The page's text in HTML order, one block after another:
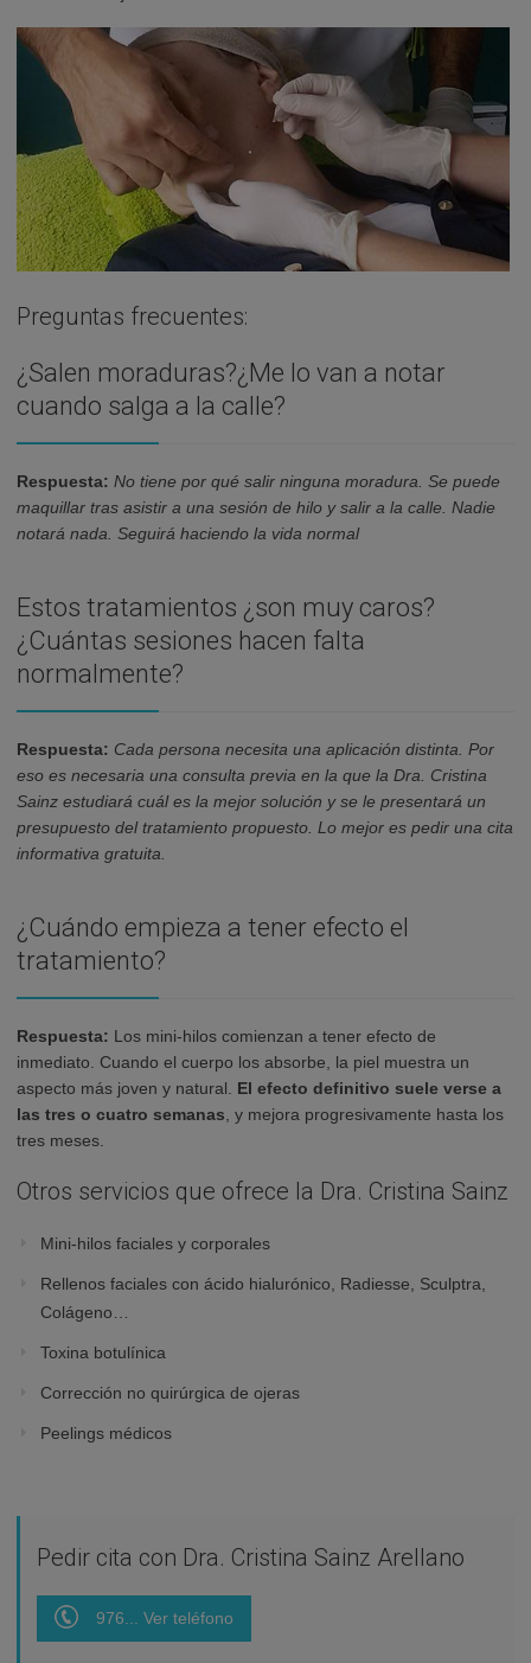
Preguntas frecuentes:
¿Salen moraduras?¿Me lo van a notar
cuando salga a la calle?
Respuesta: No tiene por qué salir ninguna moradura. Se puede
maquillar tras asistir a una sesión de hilo y salir a la calle. Nadie
notará nada. Seguirá haciendo la vida normal
Estos tratamientos ¿son muy caros?
¿Cuántas sesiones hacen falta
normalmente?
Respuesta: Cada persona necesita una aplicación distinta. Por
eso es necesaria una consulta previa en la que la Dra. Cristina
Sainz estudiará cuál es la mejor solución y se le presentará un
presupuesto del tratamiento propuesto. Lo mejor es pedir una cita
informativa gratuita.
¿Cuándo empieza a tener efecto el
tratamiento?
Respuesta: Los mini-hilos comienzan a tener efecto de
inmediato. Cuando el cuerpo los absorbe, la piel muestra un
aspecto más joven y natural. El efecto definitivo suele verse a
las tres o cuatro semanas, y mejora progresivamente hasta los
tres meses.
Otros servicios que ofrece la Dra. Cristina Sainz
Mini-hilos faciales y corporales
Rellenos faciales con ácido hialurónico, Radiesse, Sculptra,
Colágeno…
Toxina botulínica
Corrección no quirúrgica de ojeras
Peelings médicos
Pedir cita con Dra. Cristina Sainz Arellano
976... Ver teléfono